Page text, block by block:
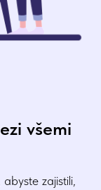
všemi
zajistili,